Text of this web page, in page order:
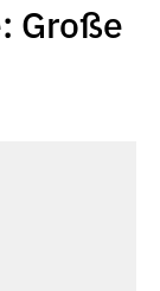
Große